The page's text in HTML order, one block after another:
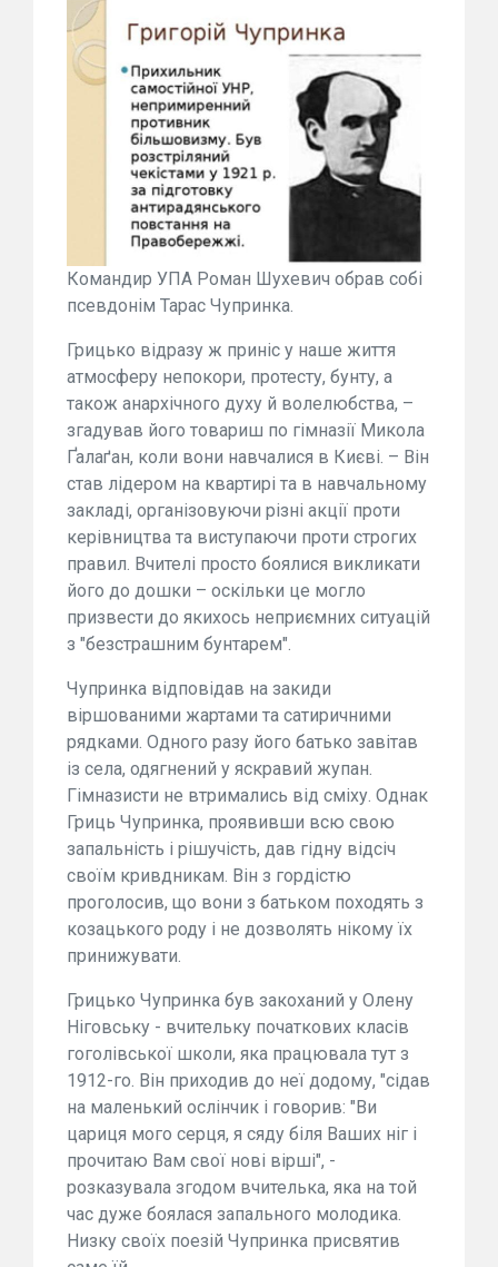
Командир УПА Роман Шухевич обрав собі
псевдонім Тарас Чупринка.
Грицько відразу ж приніс у наше життя
атмосферу непокори, протесту, бунту, а
також анархічного духу й волелюбства, –
згадував його товариш по гімназії Микола
Ґалаґан, коли вони навчалися в Києві. – Він
став лідером на квартирі та в навчальному
закладі, організовуючи різні акції проти
керівництва та виступаючи проти строгих
правил. Вчителі просто боялися викликати
його до дошки – оскільки це могло
призвести до якихось неприємних ситуацій
з "безстрашним бунтарем".
Чупринка відповідав на закиди
віршованими жартами та сатиричними
рядками. Одного разу його батько завітав
із села, одягнений у яскравий жупан.
Гімназисти не втримались від сміху. Однак
Гриць Чупринка, проявивши всю свою
запальність і рішучість, дав гідну відсіч
своїм кривдникам. Він з гордістю
проголосив, що вони з батьком походять з
козацького роду і не дозволять нікому їх
принижувати.
Грицько Чупринка був закоханий у Олену
Ніговську - вчительку початкових класів
гоголівської школи, яка працювала тут з
1912-го. Він приходив до неї додому, "сідав
на маленький ослінчик і говорив: "Ви
цариця мого серця, я сяду біля Ваших ніг і
прочитаю Вам свої нові вірші", -
розказувала згодом вчителька, яка на той
час дуже боялася запального молодика.
Низку своїх поезій Чупринка присвятив